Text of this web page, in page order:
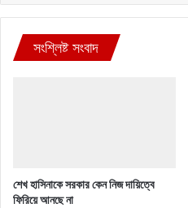
সংশ্লিষ্ট সংবাদ
শেখ হাসিনাকে সরকার কেন নিজ দায়িত্বে
ফিরিয়ে আনছে না